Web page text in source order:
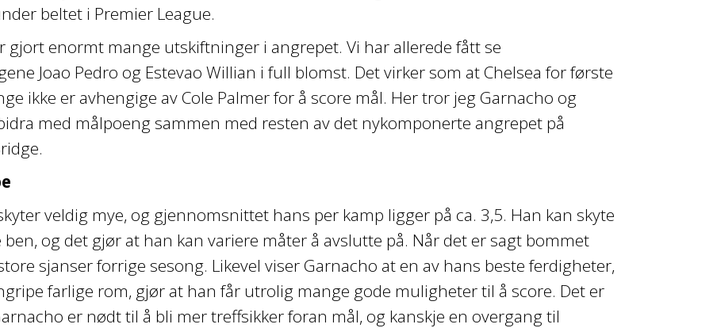
beltet i Premier League.
gjort enormt mange utskiftninger i angrepet. Vi har allerede fått se
Joao Pedro og Estevao Willian i full blomst. Det virker som at Chelsea for første
ikke er avhengige av Cole Palmer for å score mål. Her tror jeg Garnacho og
med målpoeng sammen med resten av det nykomponerte angrepet på
veldig mye, og gjennomsnittet hans per kamp ligger på ca. 3,5. Han kan skyte
ben, og det gjør at han kan variere måter å avslutte på. Når det er sagt bommet
sjanser forrige sesong. Likevel viser Garnacho at en av hans beste ferdigheter,
farlige rom, gjør at han får utrolig mange gode muligheter til å score. Det er
er nødt til å bli mer treffsikker foran mål, og kanskje en overgang til